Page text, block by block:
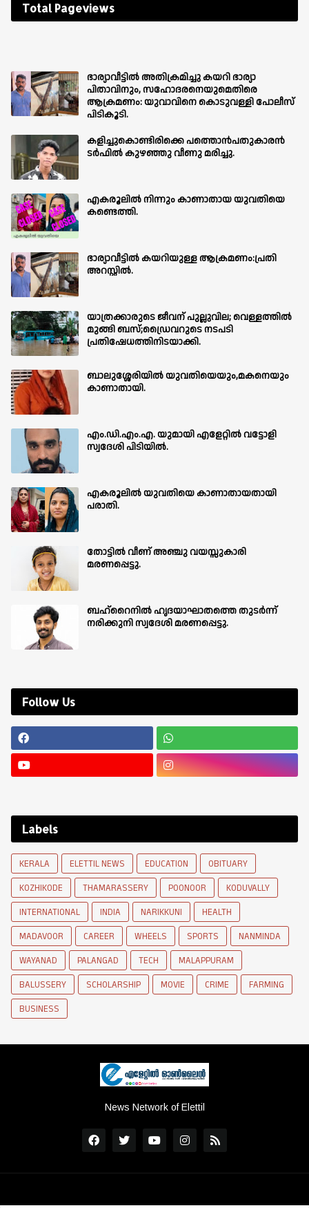
Total Pageviews
ഭാര്യാവീട്ടിൽ അതിക്രമിച്ചു കയറി ഭാര്യാ
പിതാവിനും, സഹോദരനെയുമെതിരെ
ആക്രമണം: യുവാവിനെ കൊടുവള്ളി പോലീസ്
പിടികൂടി.
കളിച്ചുകൊണ്ടിരിക്കെ പത്തൊൻപതുകാരൻ
ടർഫിൽ കുഴഞ്ഞു വീണു മരിച്ചു.
എകരൂലിൽ നിന്നും കാണാതായ യുവതിയെ
കണ്ടെത്തി.
ഭാര്യാവീട്ടിൽ കയറിയുള്ള ആക്രമണം:പ്രതി
അറസ്റ്റിൽ.
യാത്രക്കാരുടെ ജീവന് പുല്ലുവില; വെള്ളത്തിൽ
മുങ്ങി ബസ്;ഡ്രൈവറുടെ നടപടി
പ്രതിഷേധത്തിനിടയാക്കി.
ബാലുശ്ശേരിയില്‍ യുവതിയെയും,മകനെയും
കാണാതായി.
എം.ഡി.എം.എ. യുമായി എളേറ്റിൽ വട്ടോളി
സ്വദേശി പിടിയിൽ.
എകരൂലിൽ യുവതിയെ കാണാതായതായി
പരാതി.
തോട്ടിൽ വീണ് അഞ്ചു വയസ്സുകാരി
മരണപ്പെട്ടു.
ബഹ്‌റൈനിൽ ഹൃദയാഘാതത്തെ തുടർന്ന്
നരിക്കുനി സ്വദേശി മരണപ്പെട്ടു.
Follow Us
Labels
KERALA ELETTIL NEWS EDUCATION
OBITUARY
KOZHIKODE
THAMARASSERY POONOOR
KODUVALLY
INTERNATIONAL
INDIA NARIKKUNI
HEALTH
MADAVOOR
CAREER WHEELS SPORTS
NANMINDA
WAYANAD
PALANGAD TECH
MALAPPURAM
BALUSSERY
SCHOLARSHIP MOVIE CRIME
FARMING
BUSINESS
News Network of Elettil